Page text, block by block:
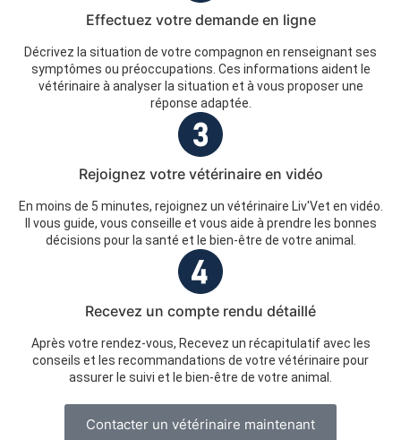
Effectuez votre demande en ligne
Décrivez la situation de votre compagnon en renseignant ses
symptômes ou préoccupations. Ces informations aident le
vétérinaire à analyser la situation et à vous proposer une
réponse adaptée.
Rejoignez votre vétérinaire en vidéo
En moins de 5 minutes, rejoignez un vétérinaire Liv'Vet en vidéo.
Il vous guide, vous conseille et vous aide à prendre les bonnes
décisions pour la santé et le bien-être de votre animal.
Recevez un compte rendu détaillé
Après votre rendez-vous, Recevez un récapitulatif avec les
conseils et les recommandations de votre vétérinaire pour
assurer le suivi et le bien-être de votre animal.
Contacter un vétérinaire maintenant